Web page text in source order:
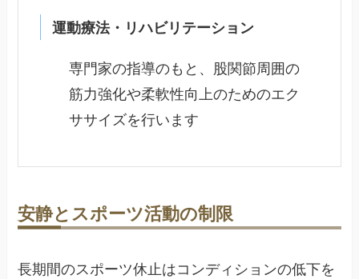
運動療法・リハビリテーション
専門家の指導のもと、股関節周囲の
筋力強化や柔軟性向上のためのエク
ササイズを行います
安静とスポーツ活動の制限
長期間のスポーツ休止はコンディションの低下を